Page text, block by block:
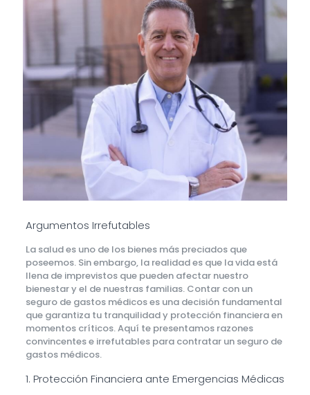
Argumentos Irrefutables
La salud es uno de los bienes más preciados que
poseemos. Sin embargo, la realidad es que la vida está
llena de imprevistos que pueden afectar nuestro
bienestar y el de nuestras familias. Contar con un
seguro de gastos médicos es una decisión fundamental
que garantiza tu tranquilidad y protección financiera en
momentos críticos. Aquí te presentamos razones
convincentes e irrefutables para contratar un seguro de
gastos médicos.
1. Protección Financiera ante Emergencias Médicas